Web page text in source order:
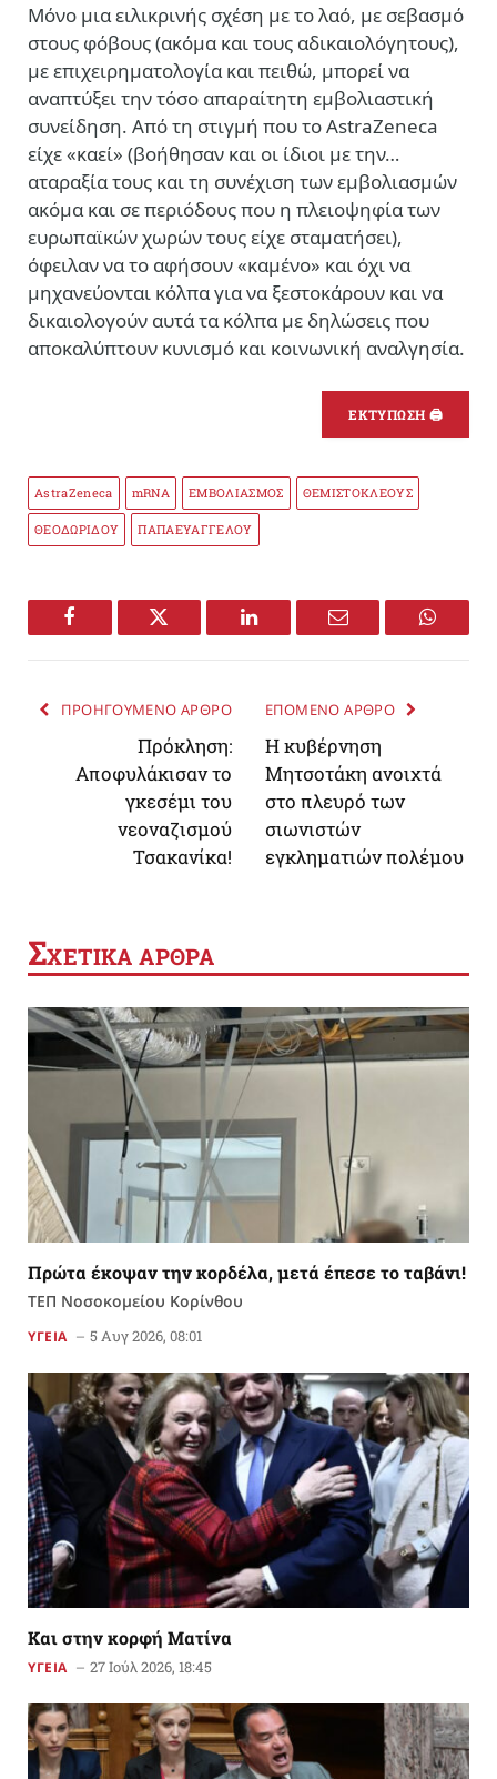
Μόνο μια ειλικρινής σχέση με το λαό, με σεβασμό
στους φόβους (ακόμα και τους αδικαιολόγητους),
με επιχειρηματολογία και πειθώ, μπορεί να
αναπτύξει την τόσο απαραίτητη εμβολιαστική
συνείδηση. Από τη στιγμή που το AstraZeneca
είχε «καεί» (βοήθησαν και οι ίδιοι με την…
αταραξία τους και τη συνέχιση των εμβολιασμών
ακόμα και σε περιόδους που η πλειοψηφία των
ευρωπαϊκών χωρών τους είχε σταματήσει),
όφειλαν να το αφήσουν «καμένο» και όχι να
μηχανεύονται κόλπα για να ξεστοκάρουν και να
δικαιολογούν αυτά τα κόλπα με δηλώσεις που
αποκαλύπτουν κυνισμό και κοινωνική αναλγησία.
ΕΚΤΥΠΩΣΗ 🖨
AstraZeneca mRNA ΕΜΒΟΛΙΑΣΜΟΣ ΘΕΜΙΣΤΟΚΛΕΟΥΣ
ΘΕΟΔΩΡΙΔΟΥ ΠΑΠΑΕΥΑΓΓΕΛΟΥ
Facebook Twitter LinkedIn Email
ΠΡΟΗΓΟΥΜΕΝΟ ΑΡΘΡΟ
Πρόκληση:
Αποφυλάκισαν το
γκεσέμι του
νεοναζισμού
Τσακανίκα!
ΕΠΟΜΕΝΟ ΑΡΘΡΟ
Η κυβέρνηση
Μητσοτάκη ανοιχτά
στο πλευρό των
σιωνιστών
εγκληματιών πολέμου
ΣΧΕΤΙΚΑ ΑΡΘΡΑ
Πρώτα έκοψαν την κορδέλα, μετά έπεσε το ταβάνι!
ΤΕΠ Νοσοκομείου Κορίνθου
ΥΓΕΙΑ 5 Αυγ 2026, 08:01
Kαι στην κορφή Ματίνα
ΥΓΕΙΑ 27 Ιούλ 2026, 18:45